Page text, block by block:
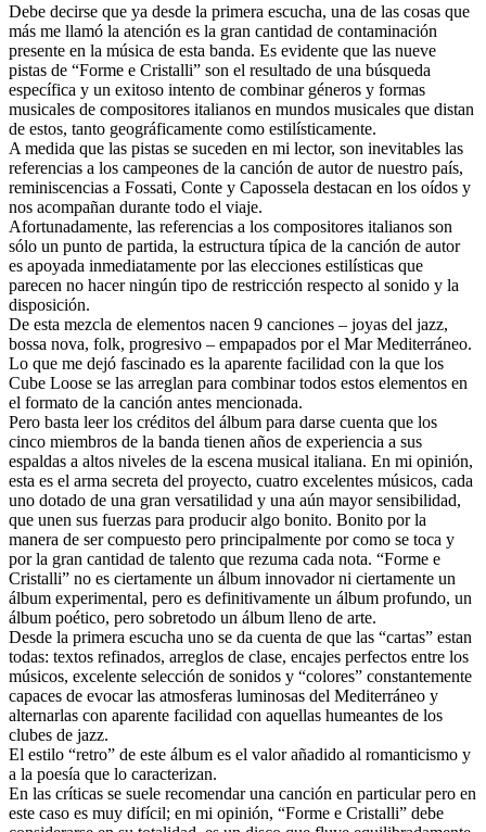
Debe decirse que ya desde la primera escucha, una de las cosas que
más me llamó la atención es la gran cantidad de contaminación
presente en la música de esta banda. Es evidente que las nueve
pistas de “Forme e Cristalli” son el resultado de una búsqueda
específica y un exitoso intento de combinar géneros y formas
musicales de compositores italianos en mundos musicales que distan
de estos, tanto geográficamente como estilísticamente.
A medida que las pistas se suceden en mi lector, son inevitables las
referencias a los campeones de la canción de autor de nuestro país,
reminiscencias a Fossati, Conte y Capossela destacan en los oídos y
nos acompañan durante todo el viaje.
Afortunadamente, las referencias a los compositores italianos son
sólo un punto de partida, la estructura típica de la canción de autor
es apoyada inmediatamente por las elecciones estilísticas que
parecen no hacer ningún tipo de restricción respecto al sonido y la
disposición.
De esta mezcla de elementos nacen 9 canciones – joyas del jazz,
bossa nova, folk, progresivo – empapados por el Mar Mediterráneo.
Lo que me dejó fascinado es la aparente facilidad con la que los
Cube Loose se las arreglan para combinar todos estos elementos en
el formato de la canción antes mencionada.
Pero basta leer los créditos del álbum para darse cuenta que los
cinco miembros de la banda tienen años de experiencia a sus
espaldas a altos niveles de la escena musical italiana. En mi opinión,
esta es el arma secreta del proyecto, cuatro excelentes músicos, cada
uno dotado de una gran versatilidad y una aún mayor sensibilidad,
que unen sus fuerzas para producir algo bonito. Bonito por la
manera de ser compuesto pero principalmente por como se toca y
por la gran cantidad de talento que rezuma cada nota. “Forme e
Cristalli” no es ciertamente un álbum innovador ni ciertamente un
álbum experimental, pero es definitivamente un álbum profundo, un
álbum poético, pero sobretodo un álbum lleno de arte.
Desde la primera escucha uno se da cuenta de que las “cartas” estan
todas: textos refinados, arreglos de clase, encajes perfectos entre los
músicos, excelente selección de sonidos y “colores” constantemente
capaces de evocar las atmosferas luminosas del Mediterráneo y
alternarlas con aparente facilidad con aquellas humeantes de los
clubes de jazz.
El estilo “retro” de este álbum es el valor añadido al romanticismo y
a la poesía que lo caracterizan.
En las críticas se suele recomendar una canción en particular pero en
este caso es muy difícil; en mi opinión, “Forme e Cristalli” debe